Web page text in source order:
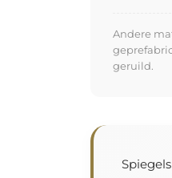
Andere
geruild.